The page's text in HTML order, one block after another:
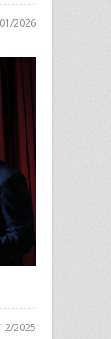
2026
2025